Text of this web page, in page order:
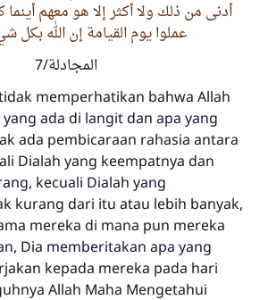
أدنى من ذلك ولا أكثر إلا هو معهم أينما
عملوا يوم القيامة إن الله بكل
المجادلة/7
memperhatikan bahwa Allah
ada di langit dan apa yang
ada pembicaraan rahasia antara
Dialah yang keempatnya dan
kecuali Dialah yang
kurang dari itu atau lebih banyak,
mereka di mana pun mereka
Dia memberitakan apa yang
kepada mereka pada hari
Allah Maha Mengetahui